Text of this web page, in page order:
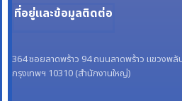
ที่อยู่และข้อมูลติดต่อ
364 ซอยลาดพร้าว 94 ถนนลาดพร้าว แขวงพลั
กรุงเทพฯ 10310 (สำนักงานใหญ่)